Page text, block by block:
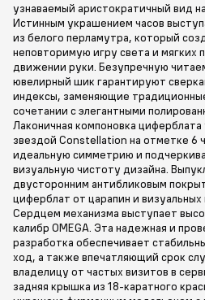
узнаваемый аристократичный вид
Истинным украшением часов
из белого перламутра, который
неповторимую игру света и мягких
движении руки. Безупречную
ювелирный шик гарантируют
индексы, заменяющие
сочетании с элегантными
Лаконичная компоновка
звездой Constellation на отметке 6
идеальную симметрию и
визуальную чистоту дизайна.
двусторонним антибликовым
циферблат от царапин и
Сердцем механизма выступает
калибр OMEGA. Эта надежная и
разработка обеспечивает
ход, а также впечатляющий срок
владелицу от частых визитов в
задняя крышка из 18-каратного